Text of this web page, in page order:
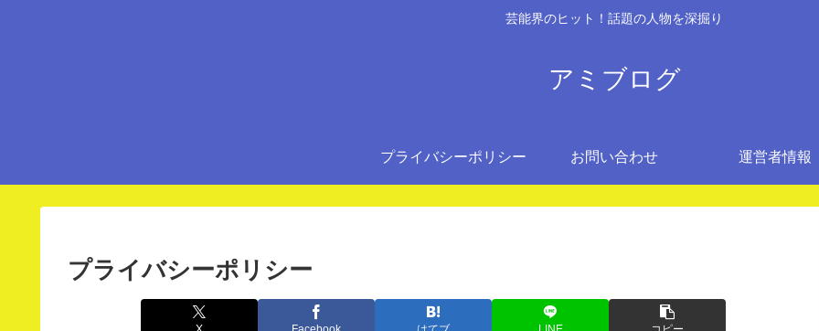
芸能界のヒット！話題の人物を深掘り
アミブログ
プライバシーポリシー お問い合わせ 運営者情報
プライバシーポリシー